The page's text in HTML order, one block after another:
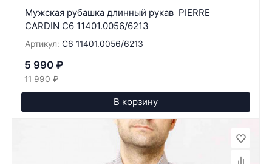
Мужская рубашка длинный рукав PIERRE
CARDIN C6 11401.0056/6213
Артикул: C6 11401.0056/6213
5 990 ₽
11 990 ₽
В корзину